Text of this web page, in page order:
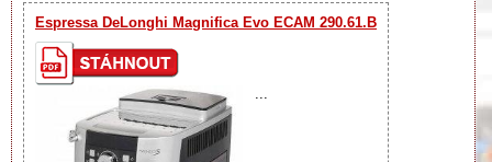
Espressa DeLonghi Magnifica Evo ECAM 290.61.B